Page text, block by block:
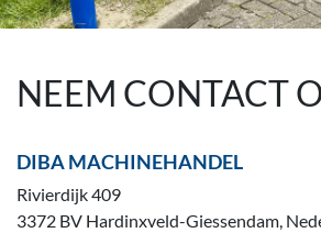
NEEM CONTACT
DIBA MACHINEHANDEL
Rivierdijk 409
3372 BV Hardinxveld-Giessendam,